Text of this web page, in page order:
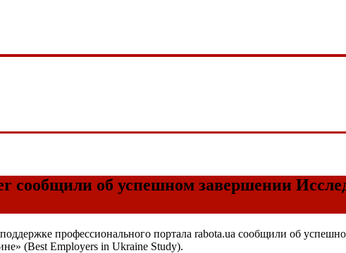
сообщили об успешном завершении
профессионального портала rabota.ua сообщили об
(Best Employers in Ukraine Study).